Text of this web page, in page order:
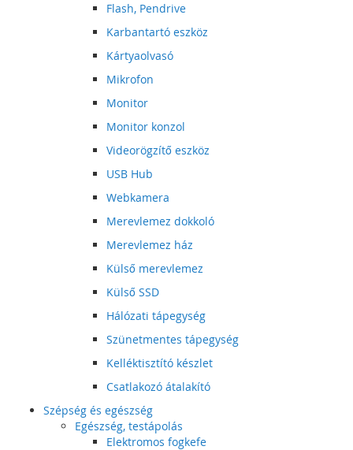
Flash, Pendrive
Karbantartó eszköz
Kártyaolvasó
Mikrofon
Monitor
Monitor konzol
Videorögzítő eszköz
USB Hub
Webkamera
Merevlemez dokkoló
Merevlemez ház
Külső merevlemez
Külső SSD
Hálózati tápegység
Szünetmentes tápegység
Kelléktisztító készlet
Csatlakozó átalakító
Szépség és egészség
Egészség, testápolás
Elektromos fogkefe